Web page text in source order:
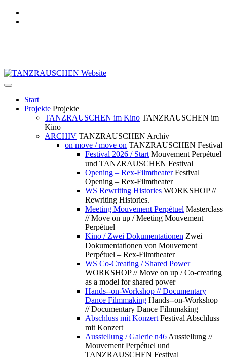
|
Start
Projekte Projekte
TANZRAUSCHEN im Kino TANZRAUSCHEN im
Kino
ARCHIV TANZRAUSCHEN Archiv
on move / move on TANZRAUSCHEN Festival
Festival 2026 / Start Mouvement Perpétuel
und TANZRAUSCHEN Festival
Opening – Rex-Filmtheater Festival
Opening – Rex-Filmtheater
WS Rewriting Histories WORKSHOP //
Rewriting Histories.
Meeting Mouvement Perpétuel Masterclass
// Move on up / Meeting Mouvement
Perpétuel
Kino / Zwei Dokumentationen Zwei
Dokumentationen von Mouvement
Perpétuel – Rex-Filmtheater
WS Co-Creating / Shared Power
WORKSHOP // Move on up / Co-creating
as a model for shared power
Hands--on-Workshop // Documentary
Dance Filmmaking Hands--on-Workshop
// Documentary Dance Filmmaking
Abschluss mit Konzert Festival Abschluss
mit Konzert
Ausstellung / Galerie n46 Ausstellung //
Mouvement Perpétuel und
TANZRAUSCHEN Festival